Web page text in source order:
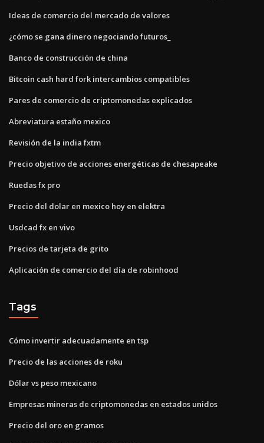
Ideas de comercio del mercado de valores
¿cómo se gana dinero negociando futuros_
Banco de construcción de china
Bitcoin cash hard fork intercambios compatibles
Pares de comercio de criptomonedas explicados
Abreviatura estaño mexico
Revisión de la india fxtm
Precio objetivo de acciones energéticas de chesapeake
Ruedas fx pro
Precio del dolar en mexico hoy en elektra
Usdcad fx en vivo
Precios de tarjeta de grito
Aplicación de comercio del día de robinhood
Tags
Cómo invertir adecuadamente en tsp
Precio de las acciones de roku
Dólar vs peso mexicano
Empresas mineras de criptomonedas en estados unidos
Precio del oro en gramos